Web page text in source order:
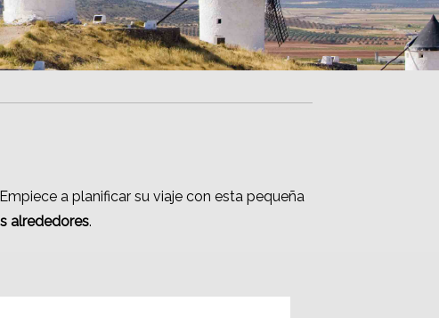
a planificar su viaje con esta pequeña
alrededores.